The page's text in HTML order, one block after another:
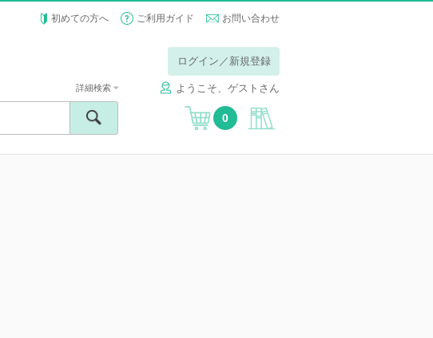
初めての方へ ご利用ガイド お問い合わせ
ログイン／新規登録
ようこそ、ゲストさん
詳細検索
0